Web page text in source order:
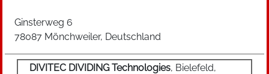
Ginsterweg 6
78087 Mönchweiler, Deutschland
DIVITEC DIVIDING Technologies, Bielefeld,